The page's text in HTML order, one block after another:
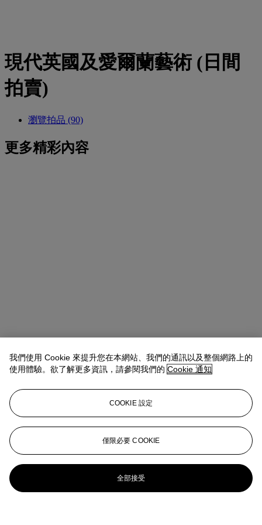
現代英國及愛爾蘭藝術 (日間
拍賣)
瀏覽拍品 (90)
更多精彩內容
我們使用 Cookie 來提升您在本網站、我們的通訊以及整個網路上的
使用體驗。欲了解更多資訊，請參閱我們的 Cookie 通知
COOKIE 設定
僅限必要 COOKIE
全部接受